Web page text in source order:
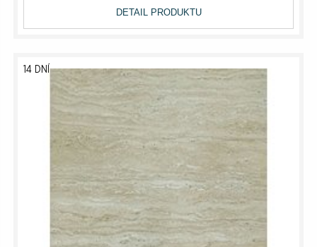
DETAIL PRODUKTU
14 DNÍ